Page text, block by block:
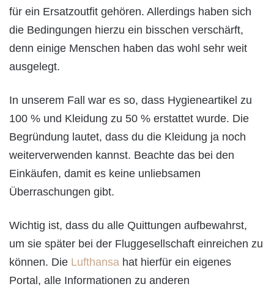
für ein Ersatzoutfit gehören. Allerdings haben sich
die Bedingungen hierzu ein bisschen verschärft,
denn einige Menschen haben das wohl sehr weit
ausgelegt.
In unserem Fall war es so, dass Hygieneartikel zu
100 % und Kleidung zu 50 % erstattet wurde. Die
Begründung lautet, dass du die Kleidung ja noch
weiterverwenden kannst. Beachte das bei den
Einkäufen, damit es keine unliebsamen
Überraschungen gibt.
Wichtig ist, dass du alle Quittungen aufbewahrst,
um sie später bei der Fluggesellschaft einreichen zu
können. Die Lufthansa hat hierfür ein eigenes
Portal, alle Informationen zu anderen